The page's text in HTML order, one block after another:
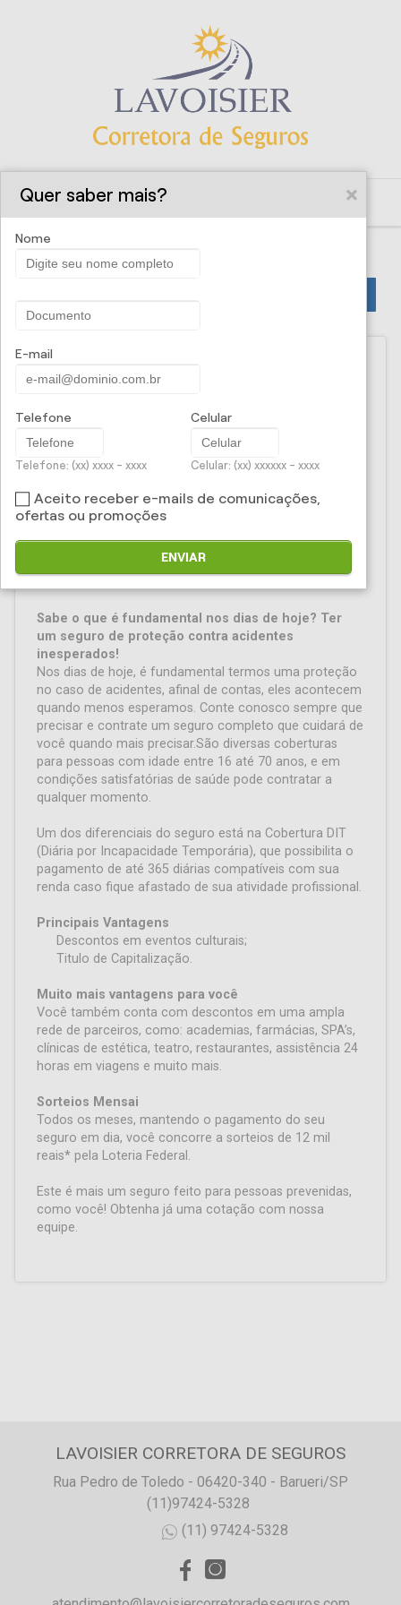
Lavoisier Corretora de
Seguros - Seguro de
Acidentes Pessoais Plus
Em caso de acidentes, nós cuidamos de você!
Para viver mais tranquilo, sem preocupações do dia a
Seguro Acidentes Pessoais
Sabe o que é fundamental nos dias de hoje? Ter
um seguro de proteção contra acidentes
inesperados!
Nos dias de hoje, é fundamental termos uma proteção
no caso de acidentes, afinal de contas, eles acontecem
quando menos esperamos. Conte conosco sempre que
precisar e contrate um seguro completo que cuidará de
você quando mais precisar.São diversas coberturas
para pessoas com idade entre 16 até 70 anos, e em
condições satisfatórias de saúde pode contratar a
qualquer momento.
Um dos diferenciais do seguro está na Cobertura DIT
(Diária por Incapacidade Temporária), que possibilita o
pagamento de até 365 diárias compatíveis com sua
renda caso fique afastado de sua atividade profissional.
Principais Vantagens
Descontos em eventos culturais;
Titulo de Capitalização.
Muito mais vantagens para você
Você também conta com descontos em uma ampla
rede de parceiros, como: academias, farmácias, SPA’s,
clínicas de estética, teatro, restaurantes, assistência 24
horas em viagens e muito mais.
Sorteios Mensai
Todos os meses, mantendo o pagamento do seu
seguro em dia, você concorre a sorteios de 12 mil
reais* pela Loteria Federal.
Este é mais um seguro feito para pessoas prevenidas,
como você! Obtenha já uma cotação com nossa
equipe.
LAVOISIER CORRETORA DE SEGUROS
Rua Pedro de Toledo - 06420-340 - Barueri/SP
(11)97424-5328
(11) 97424-5328
Quer saber mais?
Nome
E-mail
Telefone
Telefone: (xx) xxxx - xxxx
Celular
Celular: (xx) xxxxxx - xxxx
Aceito receber e-mails de comunicações,
ofertas ou promoções
ENVIAR